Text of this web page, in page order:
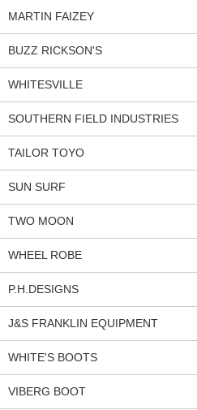
MARTIN FAIZEY
BUZZ RICKSON'S
WHITESVILLE
SOUTHERN FIELD INDUSTRIES
TAILOR TOYO
SUN SURF
TWO MOON
WHEEL ROBE
P.H.DESIGNS
J&S FRANKLIN EQUIPMENT
WHITE'S BOOTS
VIBERG BOOT